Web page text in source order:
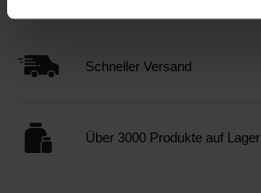
Schneller Versand
Über 3000 Produkte auf Lager